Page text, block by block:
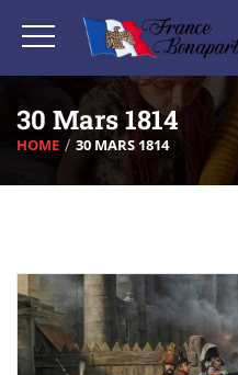
30 Mars 1814
HOME 30 MARS 1814